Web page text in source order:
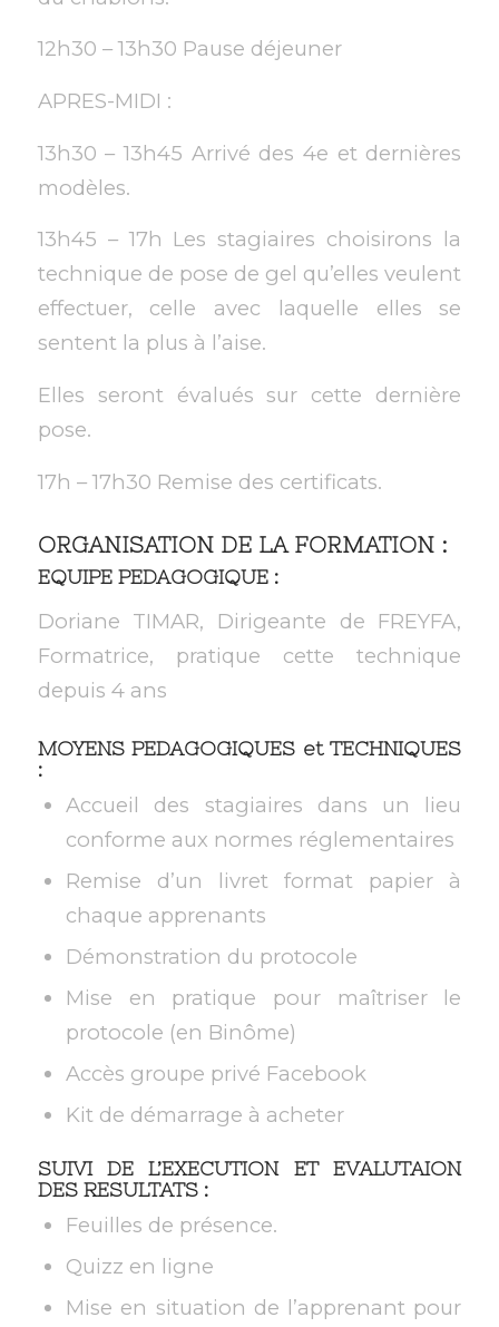
12h30 – 13h30 Pause déjeuner
APRES-MIDI :
13h30 – 13h45 Arrivé des 4e et dernières
modèles.
13h45 – 17h Les stagiaires choisirons la
technique de pose de gel qu’elles veulent
effectuer, celle avec laquelle elles se
sentent la plus à l’aise.
Elles seront évalués sur cette dernière
pose.
17h – 17h30 Remise des certificats.
ORGANISATION DE LA FORMATION :
EQUIPE PEDAGOGIQUE:
Doriane TIMAR, Dirigeante de FREYFA,
Formatrice, pratique cette technique
depuis 4 ans
MOYENS PEDAGOGIQUES et TECHNIQUES
:
Accueil des stagiaires dans un lieu
conforme aux normes réglementaires
Remise d’un livret format papier à
chaque apprenants
Démonstration du protocole
Mise en pratique pour maîtriser le
protocole (en Binôme)
Accès groupe privé Facebook
Kit de démarrage à acheter
SUIVI DE L’EXECUTION ET EVALUTAION
DES RESULTATS :
Feuilles de présence.
Quizz en ligne
Mise en situation de l’apprenant pour